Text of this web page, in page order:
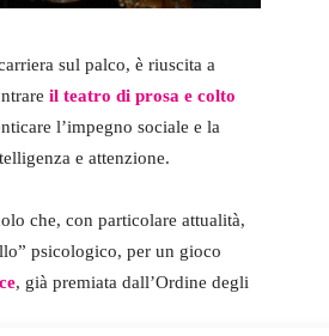
sul palco, è riuscita a
il teatro di prosa e colto
l’impegno sociale e la
e attenzione.
che, con particolare attualità,
psicologico, per un gioco
, già premiata dall’Ordine degli